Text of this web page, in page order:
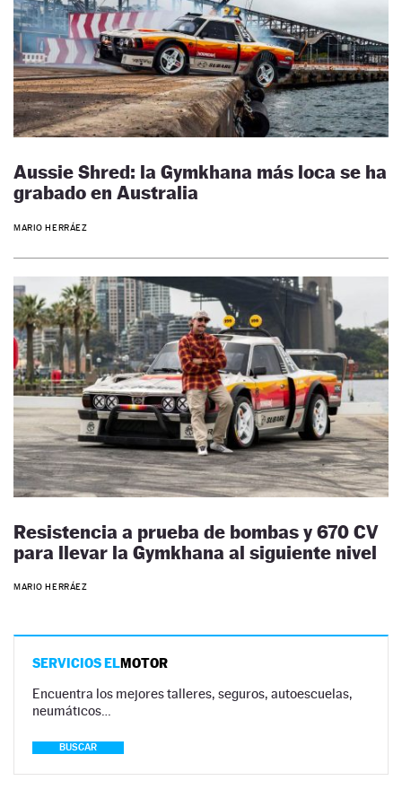
Aussie Shred: la Gymkhana más loca se ha
grabado en Australia
MARIO HERRÁEZ
Resistencia a prueba de bombas y 670 CV
para llevar la Gymkhana al siguiente nivel
MARIO HERRÁEZ
SERVICIOS ELMOTOR
Encuentra los mejores talleres, seguros, autoescuelas,
neumáticos…
BUSCAR